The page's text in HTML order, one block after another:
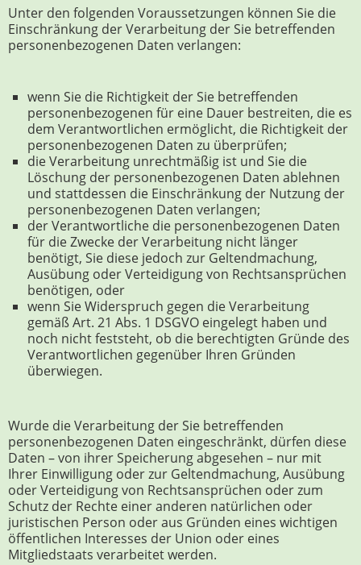
Unter den folgenden Voraussetzungen können Sie die
Einschränkung der Verarbeitung der Sie betreffenden
personenbezogenen Daten verlangen:
wenn Sie die Richtigkeit der Sie betreffenden
personenbezogenen für eine Dauer bestreiten, die es
dem Verantwortlichen ermöglicht, die Richtigkeit der
personenbezogenen Daten zu überprüfen;
die Verarbeitung unrechtmäßig ist und Sie die
Löschung der personenbezogenen Daten ablehnen
und stattdessen die Einschränkung der Nutzung der
personenbezogenen Daten verlangen;
der Verantwortliche die personenbezogenen Daten
für die Zwecke der Verarbeitung nicht länger
benötigt, Sie diese jedoch zur Geltendmachung,
Ausübung oder Verteidigung von Rechtsansprüchen
benötigen, oder
wenn Sie Widerspruch gegen die Verarbeitung
gemäß Art. 21 Abs. 1 DSGVO eingelegt haben und
noch nicht feststeht, ob die berechtigten Gründe des
Verantwortlichen gegenüber Ihren Gründen
überwiegen.
Wurde die Verarbeitung der Sie betreffenden
personenbezogenen Daten eingeschränkt, dürfen diese
Daten – von ihrer Speicherung abgesehen – nur mit
Ihrer Einwilligung oder zur Geltendmachung, Ausübung
oder Verteidigung von Rechtsansprüchen oder zum
Schutz der Rechte einer anderen natürlichen oder
juristischen Person oder aus Gründen eines wichtigen
öffentlichen Interesses der Union oder eines
Mitgliedstaats verarbeitet werden.